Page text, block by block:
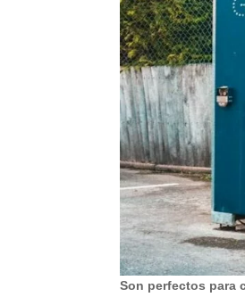
Son perfectos para